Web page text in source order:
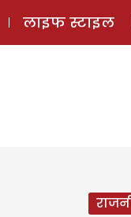
लाइफ स्टाइल